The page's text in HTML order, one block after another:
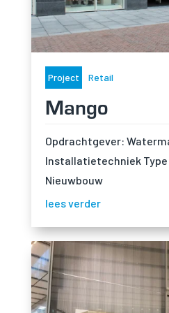
Project Retail
Mango
Opdrachtgever:
Installatietechniek
Nieuwbouw
lees verder